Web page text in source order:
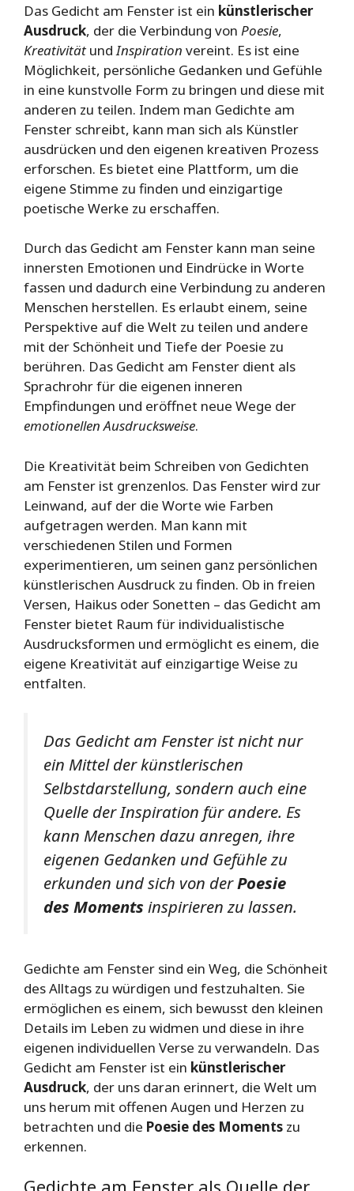
Das Gedicht am Fenster ist ein künstlerischer
Ausdruck, der die Verbindung von Poesie,
Kreativität undInspiration vereint. Es ist eine
Möglichkeit, persönliche Gedanken und Gefühle
in eine kunstvolle Form zu bringen und diese mit
anderen zu teilen. Indem man Gedichte am
Fenster schreibt, kann man sich als Künstler
ausdrücken und den eigenen kreativen Prozess
erforschen. Es bietet eine Plattform, um die
eigene Stimme zu finden und einzigartige
poetische Werke zu erschaffen.
Durch das Gedicht am Fenster kann man seine
innersten Emotionen und Eindrücke in Worte
fassen und dadurch eine Verbindung zu anderen
Menschen herstellen. Es erlaubt einem, seine
Perspektive auf die Welt zu teilen und andere
mit der Schönheit und Tiefe der Poesie zu
berühren. Das Gedicht am Fenster dient als
Sprachrohr für die eigenen inneren
Empfindungen und eröffnet neue Wege der
emotionellen Ausdrucksweise.
Die Kreativität beim Schreiben von Gedichten
am Fenster ist grenzenlos. Das Fenster wird zur
Leinwand, auf der die Worte wie Farben
aufgetragen werden. Man kann mit
verschiedenen Stilen und Formen
experimentieren, um seinen ganz persönlichen
künstlerischen Ausdruck zu finden. Ob in freien
Versen, Haikus oder Sonetten – das Gedicht am
Fenster bietet Raum für individualistische
Ausdrucksformen und ermöglicht es einem, die
eigene Kreativität auf einzigartige Weise zu
entfalten.
Das Gedicht am Fenster ist nicht nur
ein Mittel der künstlerischen
Selbstdarstellung, sondern auch eine
Quelle der Inspiration für andere. Es
kann Menschen dazu anregen, ihre
eigenen Gedanken und Gefühle zu
erkunden und sich von derPoesie
des Moments inspirieren zu lassen.
Gedichte am Fenster sind ein Weg, die Schönheit
des Alltags zu würdigen und festzuhalten. Sie
ermöglichen es einem, sich bewusst den kleinen
Details im Leben zu widmen und diese in ihre
eigenen individuellen Verse zu verwandeln. Das
Gedicht am Fenster ist ein künstlerischer
Ausdruck, der uns daran erinnert, die Welt um
uns herum mit offenen Augen und Herzen zu
betrachten und die Poesie des Moments zu
erkennen.